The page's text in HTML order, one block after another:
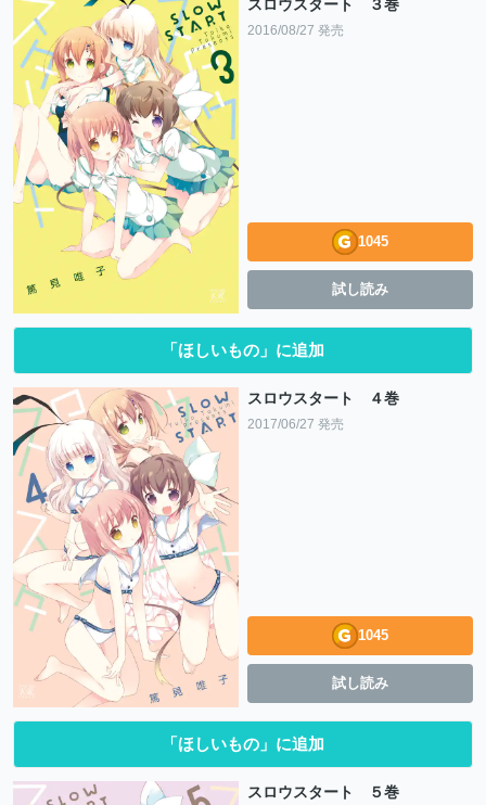
スロウスタート ３巻
2016/08/27 発売
1045
試し読み
「ほしいもの」に追加
スロウスタート ４巻
2017/06/27 発売
1045
試し読み
「ほしいもの」に追加
スロウスタート ５巻